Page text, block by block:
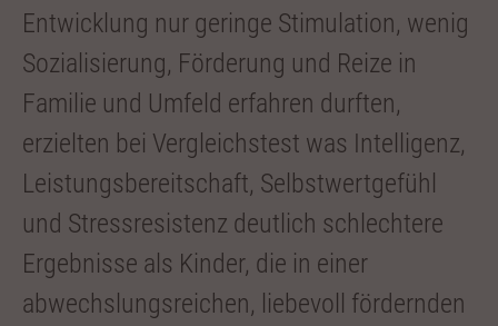
Entwicklung nur geringe Stimulation, wenig
Sozialisierung, Förderung und Reize in
Familie und Umfeld erfahren durften,
erzielten bei Vergleichstest was Intelligenz,
Leistungsbereitschaft, Selbstwertgefühl
und Stressresistenz deutlich schlechtere
Ergebnisse als Kinder, die in einer
abwechslungsreichen, liebevoll fördernden